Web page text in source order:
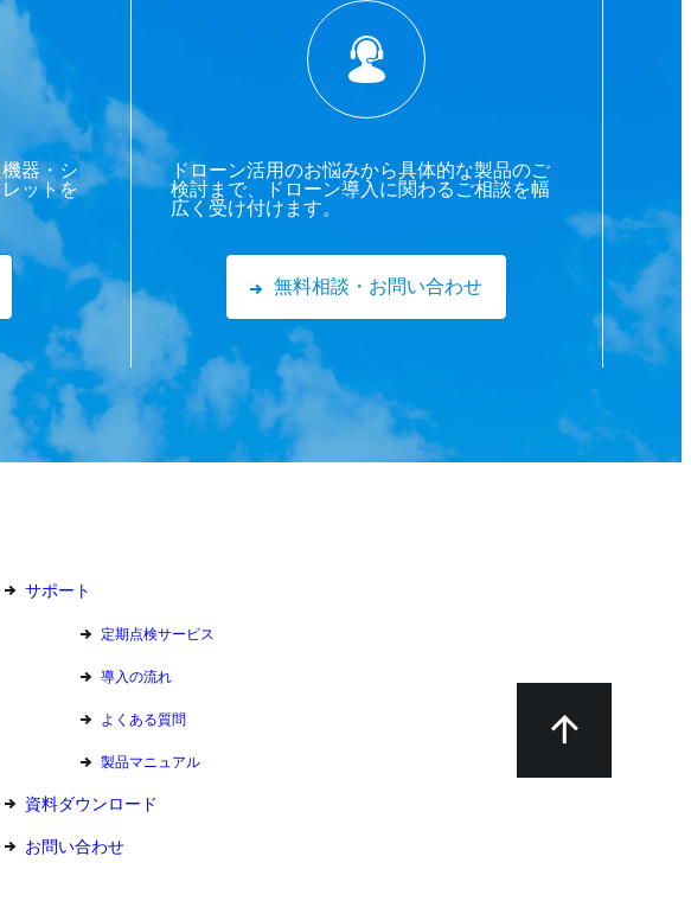
器・シ
ットを
ドローン活用のお悩みから具体的な製品のご
検討まで、ドローン導入に関わるご相談を幅
広く受け付けます。
無料相談・お問い合わせ
サポート
定期点検サービス
導入の流れ
よくある質問
製品マニュアル
資料ダウンロード
お問い合わせ